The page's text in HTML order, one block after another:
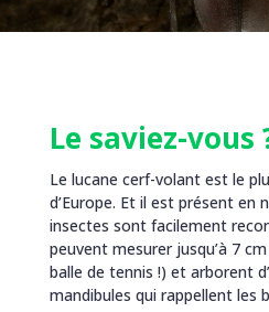
Le saviez-vous
Le lucane cerf-volant est le
d’Europe. Et il est présent en
insectes sont facilement
peuvent mesurer jusqu’à 7
balle de tennis !) et arborent
mandibules qui rappellent les